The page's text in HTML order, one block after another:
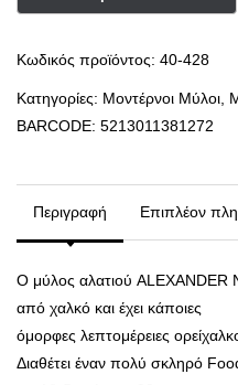
Κωδικός προϊόντος: 40-428
Κατηγορίες: Μοντέρνοι Μύλοι
BARCODE: 5213011381272
Περιγραφή Επιπλέον
Ο μύλος αλατιού ALEXANDER
από χαλκό και έχει κάποιες
όμορφες λεπτομέρειες
Διαθέτει έναν πολύ σκληρό